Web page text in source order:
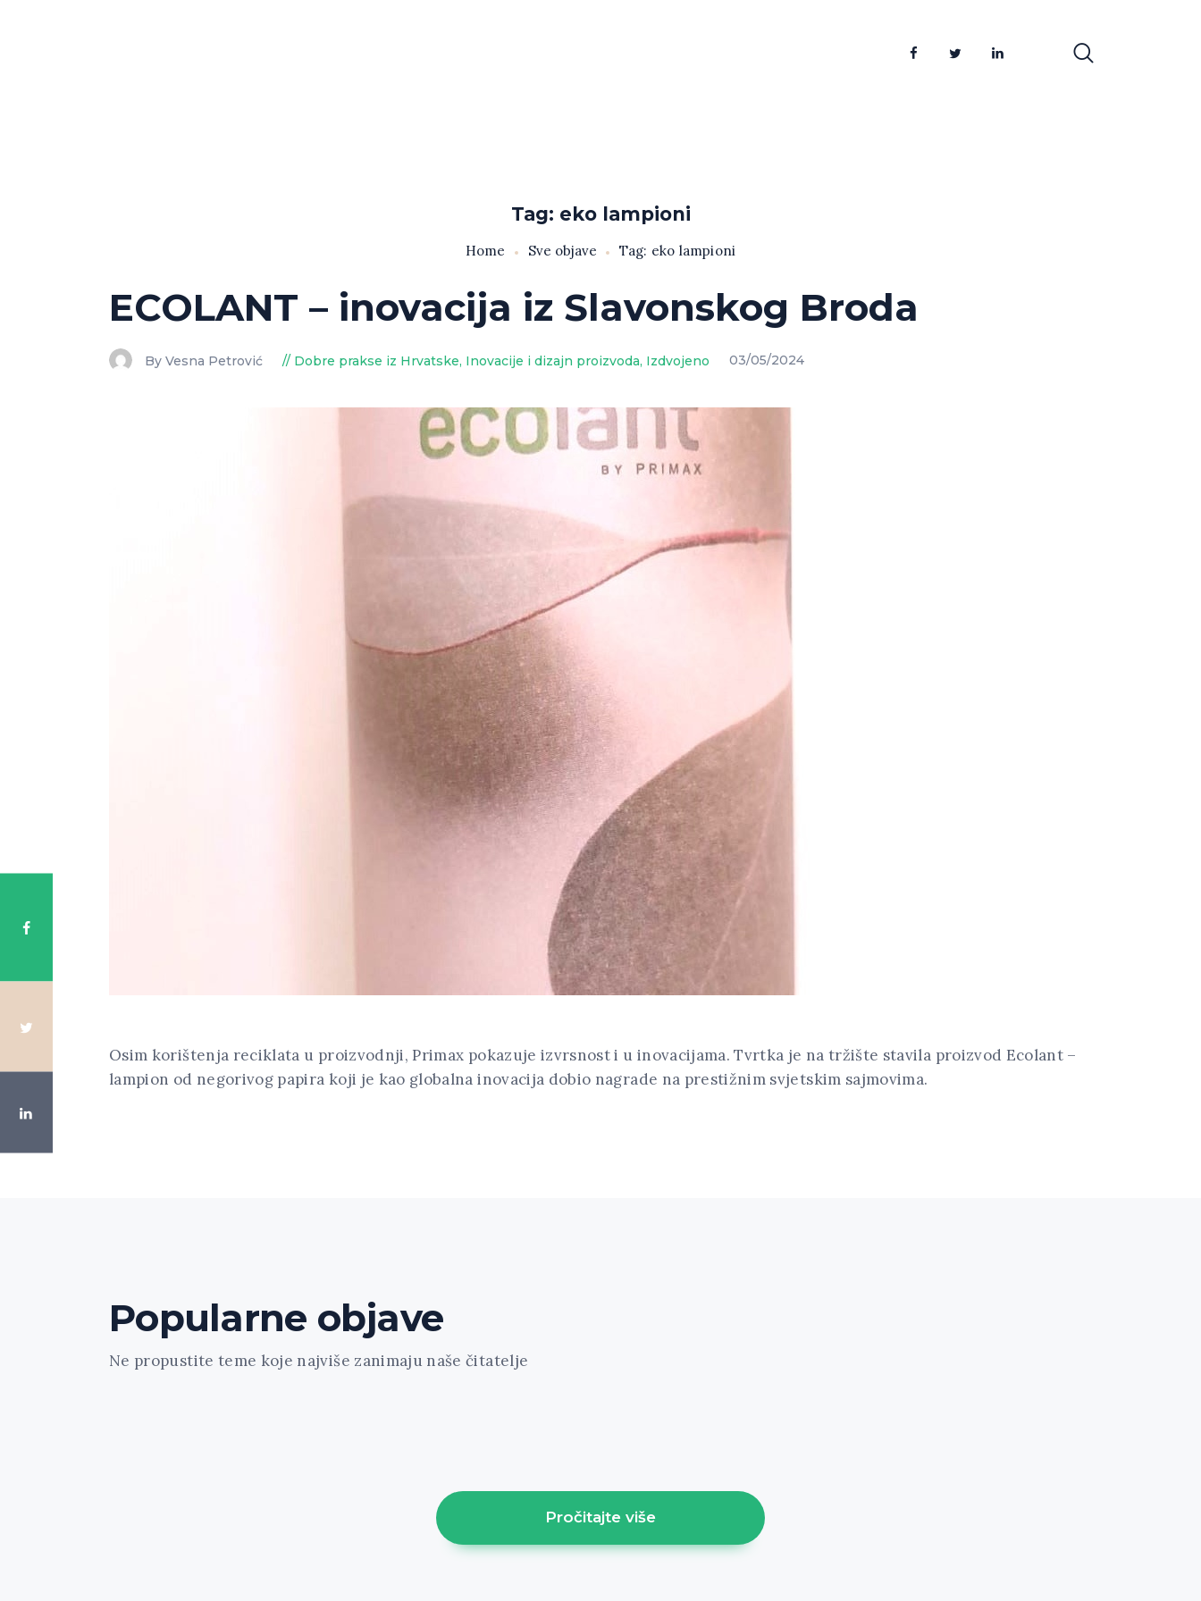
Tag: eko lampioni
Home Sve objave Tag: eko lampioni
ECOLANT – inovacija iz Slavonskog Broda
By Vesna Petrović Dobre prakse iz Hrvatske, Inovacije i dizajn proizvoda, Izdvojeno 03/05/2024
Osim korištenja reciklata u proizvodnji, Primax pokazuje izvrsnost i u inovacijama. Tvrtka je na tržište stavila proizvod Ecolant –
lampion od negorivog papira koji je kao globalna inovacija dobio nagrade na prestižnim svjetskim sajmovima.
Popularne objave
Ne propustite teme koje najviše zanimaju naše čitatelje
Pročitajte više